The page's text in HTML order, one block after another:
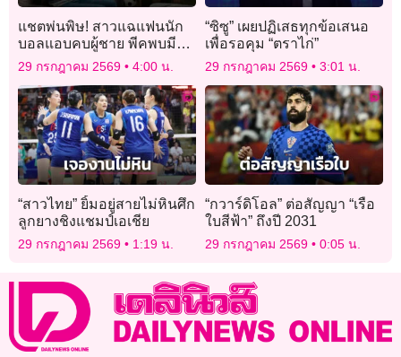
แชตพ่นพิษ! สาวแฉแฟนนัก
บอลแอบคบผู้ชาย พีคพบมี
แชตหวานกับ ‘ครูชาย’ เค้น
ถามเจอชักปืนจ่อ ลั่นเข็ดแล้ว!
29 กรกฎาคม 2569 4:00 น.
“ซิซู” เผยปฏิเสธทุกข้อเสนอ
เพื่อรอคุม “ตราไก่”
29 กรกฎาคม 2569 3:01 น.
“สาวไทย” ยิ้มอยู่สายไม่หินศึก
ลูกยางชิงแชมป์เอเชีย
29 กรกฎาคม 2569 1:19 น.
“กวาร์ดิโอล” ต่อสัญญา “เรือ
ใบสีฟ้า” ถึงปี 2031
29 กรกฎาคม 2569 0:05 น.